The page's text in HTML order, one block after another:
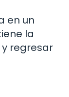
en un
la
regresar